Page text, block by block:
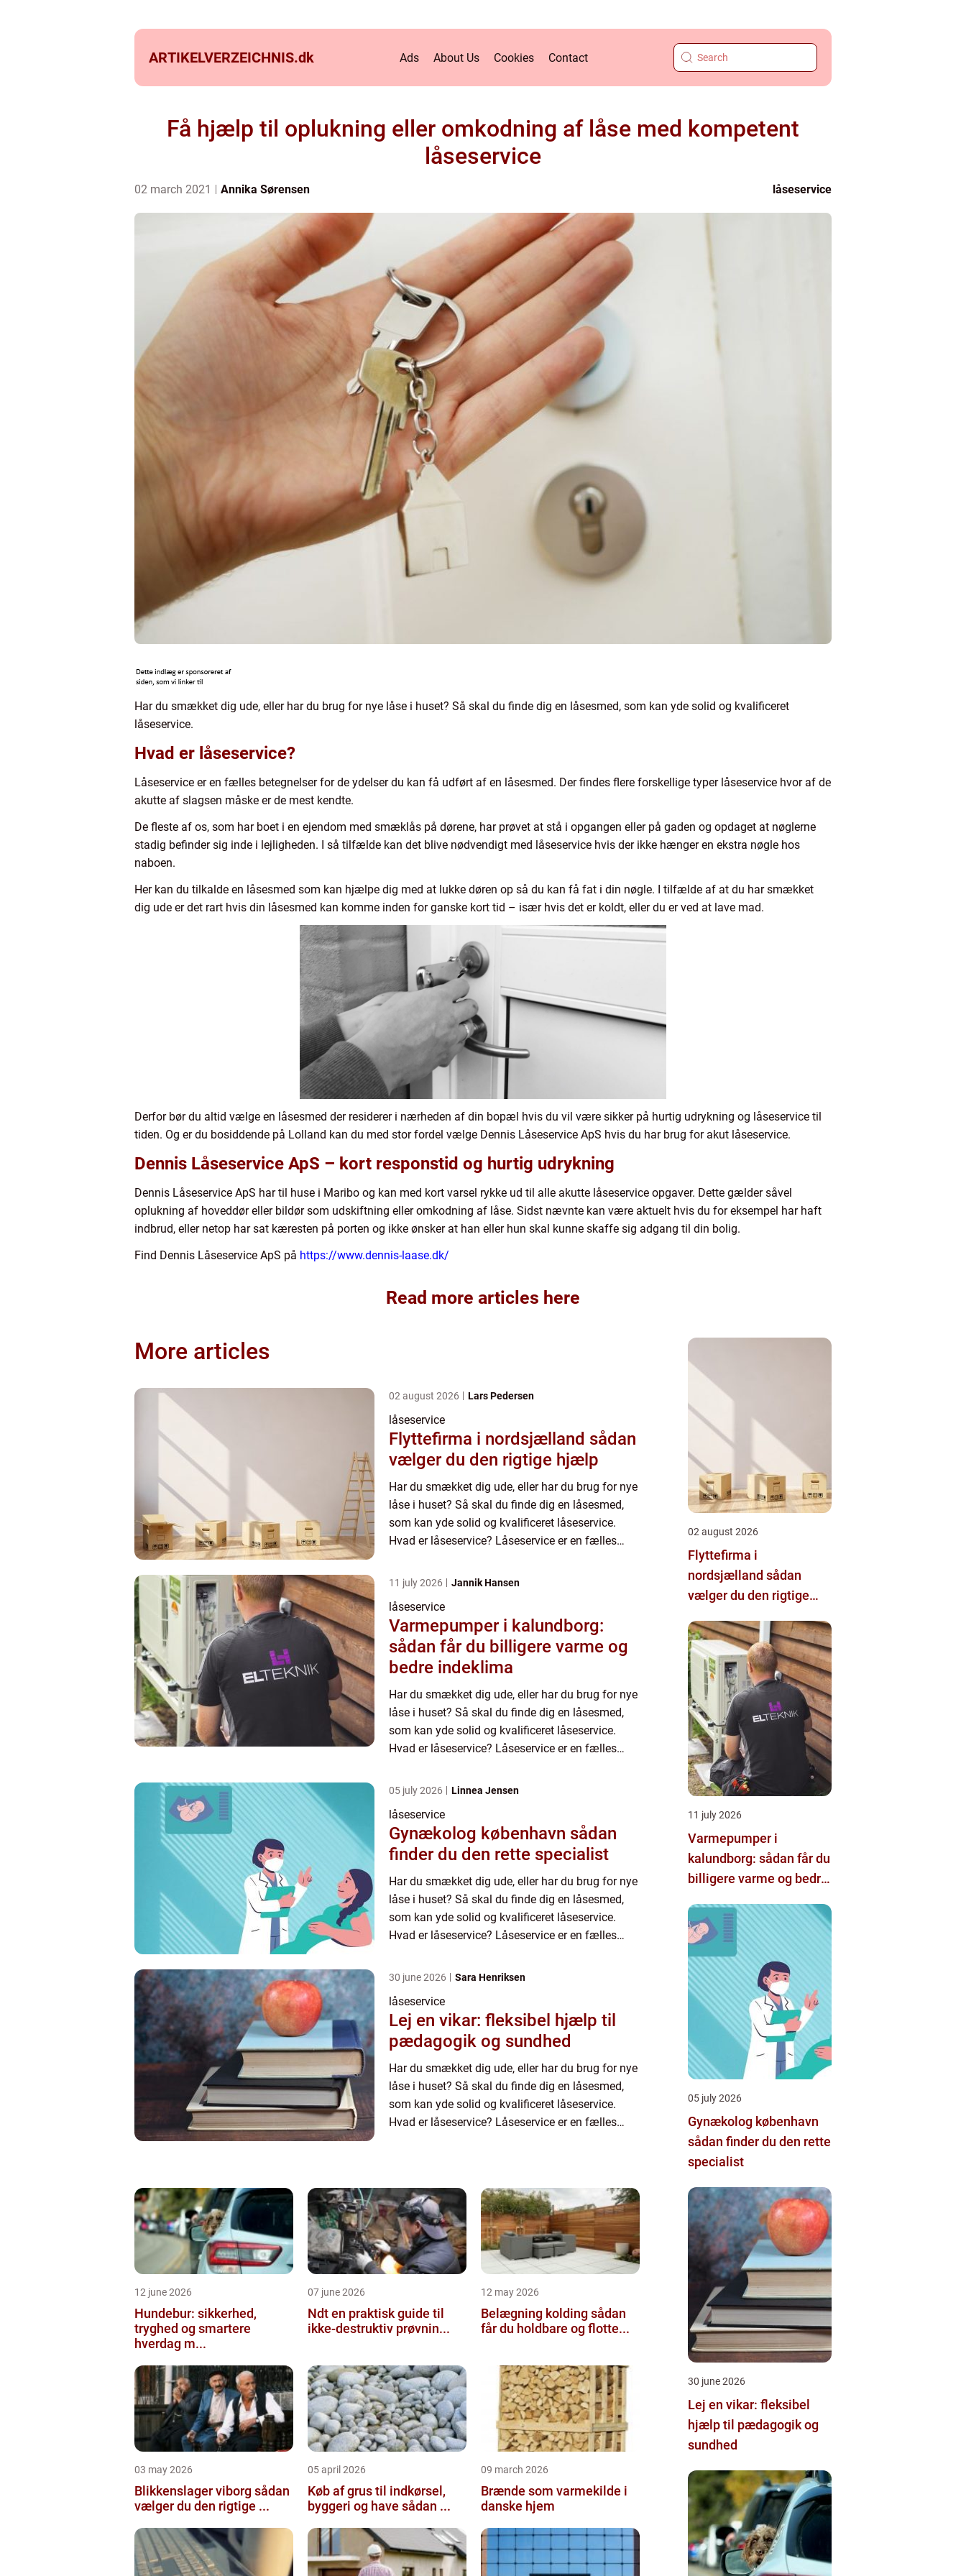
ARTIKELVERZEICHNIS.dk Ads About Us Cookies Contact
Få hjælp til oplukning eller omkodning af låse med kompetent
låseservice
02 march 2021 Annika Sørensen låseservice
Har du smækket dig ude, eller har du brug for nye låse i huset? Så skal du finde dig en låsesmed, som kan yde solid og kvalificeret
låseservice.
Hvad er låseservice?
Låseservice er en fælles betegnelser for de ydelser du kan få udført af en låsesmed. Der findes flere forskellige typer låseservice hvor af de
akutte af slagsen måske er de mest kendte.
De fleste af os, som har boet i en ejendom med smæklås på dørene, har prøvet at stå i opgangen eller på gaden og opdaget at nøglerne
stadig befinder sig inde i lejligheden. I så tilfælde kan det blive nødvendigt med låseservice hvis der ikke hænger en ekstra nøgle hos
naboen.
Her kan du tilkalde en låsesmed som kan hjælpe dig med at lukke døren op så du kan få fat i din nøgle. I tilfælde af at du har smækket
dig ude er det rart hvis din låsesmed kan komme inden for ganske kort tid – især hvis det er koldt, eller du er ved at lave mad.
Derfor bør du altid vælge en låsesmed der residerer i nærheden af din bopæl hvis du vil være sikker på hurtig udrykning og låseservice til
tiden. Og er du bosiddende på Lolland kan du med stor fordel vælge Dennis Låseservice ApS hvis du har brug for akut låseservice.
Dennis Låseservice ApS – kort responstid og hurtig udrykning
Dennis Låseservice ApS har til huse i Maribo og kan med kort varsel rykke ud til alle akutte låseservice opgaver. Dette gælder såvel
oplukning af hoveddør eller bildør som udskiftning eller omkodning af låse. Sidst nævnte kan være aktuelt hvis du for eksempel har haft
indbrud, eller netop har sat kæresten på porten og ikke ønsker at han eller hun skal kunne skaffe sig adgang til din bolig.
Find Dennis Låseservice ApS på https://www.dennis-laase.dk/
Read more articles here
More articles
02 august 2026 Lars Pedersen
låseservice
Flyttefirma i nordsjælland sådan
vælger du den rigtige hjælp
Har du smækket dig ude, eller har du brug for nye
låse i huset? Så skal du finde dig en låsesmed,
som kan yde solid og kvalificeret låseservice.
Hvad er låseservice? Låseservice er en fælles
låsesmed....
11 july 2026 Jannik Hansen
låseservice
Varmepumper i kalundborg:
sådan får du billigere varme og
bedre indeklima
Har du smækket dig ude, eller har du brug for nye
låse i huset? Så skal du finde dig en låsesmed,
som kan yde solid og kvalificeret låseservice.
Hvad er låseservice? Låseservice er en fælles
låsesmed....
05 july 2026 Linnea Jensen
låseservice
Gynækolog københavn sådan
finder du den rette specialist
Har du smækket dig ude, eller har du brug for nye
låse i huset? Så skal du finde dig en låsesmed,
som kan yde solid og kvalificeret låseservice.
Hvad er låseservice? Låseservice er en fælles
låsesmed....
30 june 2026 Sara Henriksen
låseservice
Lej en vikar: fleksibel hjælp til
pædagogik og sundhed
Har du smækket dig ude, eller har du brug for nye
låse i huset? Så skal du finde dig en låsesmed,
som kan yde solid og kvalificeret låseservice.
Hvad er låseservice? Låseservice er en fælles
12 june 2026
Hundebur: sikkerhed,
tryghed og smartere
hverdag m...
07 june 2026
Ndt en praktisk guide til
ikke-destruktiv prøvnin...
12 may 2026
Belægning kolding sådan
får du holdbare og flotte...
03 may 2026
Blikkenslager viborg sådan
vælger du den rigtige ...
05 april 2026
Køb af grus til indkørsel,
byggeri og have sådan ...
09 march 2026
Brænde som varmekilde i
danske hjem
02 august 2026
Flyttefirma i
nordsjælland sådan
vælger du den rigtige
11 july 2026
Varmepumper i
kalundborg: sådan får du
billigere varme og bedre
05 july 2026
Gynækolog københavn
sådan finder du den rette
specialist
30 june 2026
Lej en vikar: fleksibel
hjælp til pædagogik og
sundhed